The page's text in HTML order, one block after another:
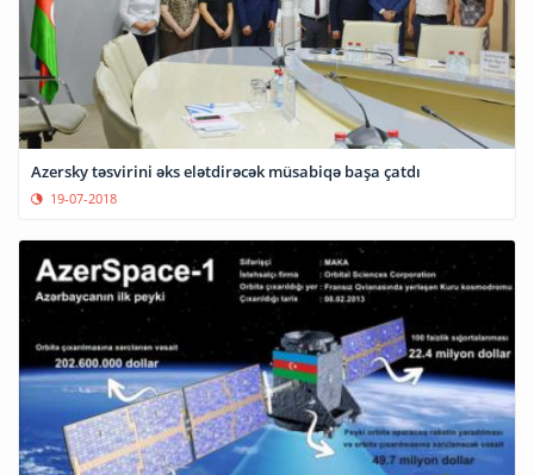
Azersky təsvirini əks elətdirəcək müsabiqə başa çatdı
19-07-2018